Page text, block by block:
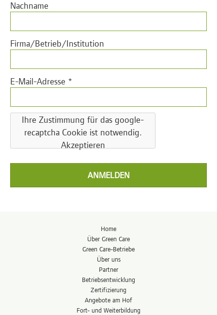
Nachname
Firma/Betrieb/Institution
E-Mail-Adresse *
Ihre Zustimmung für das google-
recaptcha Cookie ist notwendig.
Akzeptieren
ANMELDEN
Home
Über Green Care
Green Care-Betriebe
Über uns
Partner
Betriebs­entwicklung
Zertifizierung
Angebote am Hof
Fort- und Weiterbildung